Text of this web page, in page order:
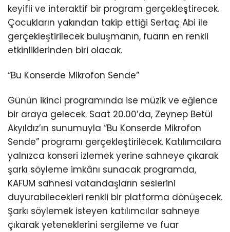
keyifli ve interaktif bir program gerçekleştirecek.
Çocukların yakından takip ettiği Sertaç Abi ile
gerçekleştirilecek buluşmanın, fuarın en renkli
etkinliklerinden biri olacak.
“Bu Konserde Mikrofon Sende”
Günün ikinci programında ise müzik ve eğlence
bir araya gelecek. Saat 20.00’da, Zeynep Betül
Akyıldız’ın sunumuyla “Bu Konserde Mikrofon
Sende” programı gerçekleştirilecek. Katılımcılara
yalnızca konseri izlemek yerine sahneye çıkarak
şarkı söyleme imkânı sunacak programda,
KAFUM sahnesi vatandaşların seslerini
duyurabilecekleri renkli bir platforma dönüşecek.
Şarkı söylemek isteyen katılımcılar sahneye
çıkarak yeteneklerini sergileme ve fuar